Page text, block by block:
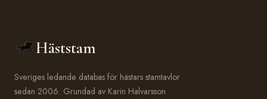
Häststam
Sveriges ledande databas för hästars stamtavlor
sedan 2006. Grundad av Karin Halvarsson